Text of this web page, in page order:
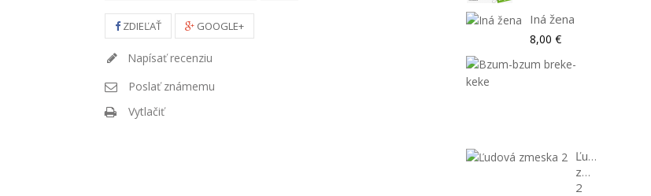
ZDIEĽAŤ GOOGLE+
Napísať recenziu
Poslať známemu
Vytlačiť
Iná žena
8,00 €
Ľudová
zmeska
2